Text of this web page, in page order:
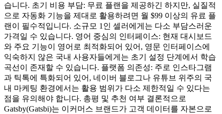
습니다. 초기 비용 부담: 무료 플랜을 제공하긴 하지만, 실질적
으로 자동화 기능을 제대로 활용하려면 월 $99 이상의 유료 플
랜이 필수적입니다. 소규모 1인 셀러에게는 다소 부담스러운
가격일 수 있습니다. 영어 중심의 인터페이스: 현재 대시보드
와 주요 기능이 영어로 최적화되어 있어, 영문 인터페이스에
익숙하지 않은 국내 사용자들에게는 초기 설정 단계에서 학습
곡선이 존재할 수 있습니다. 플랫폼 의존성: 주로 인스타그램
과 틱톡에 특화되어 있어, 네이버 블로그나 유튜브 위주의 국
내 마케팅 환경에서는 활용 범위가 다소 제한적일 수 있다는
점을 유의해야 합니다. 총평 및 추천 여부 결론적으로
Gatsby(Gatsbi)는 이커머스 브랜드가 고객 데이터를 자본으로